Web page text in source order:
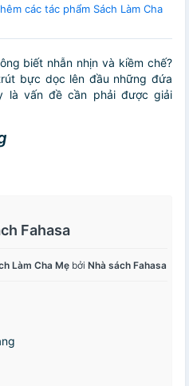
các tác phẩm Sách Làm Cha
biết nhẫn nhịn và kiềm chế?
bực dọc lên đầu những đứa
là vấn đề cần phải được giải
Fahasa
Làm Cha Mẹ bởi Nhà sách Fahasa